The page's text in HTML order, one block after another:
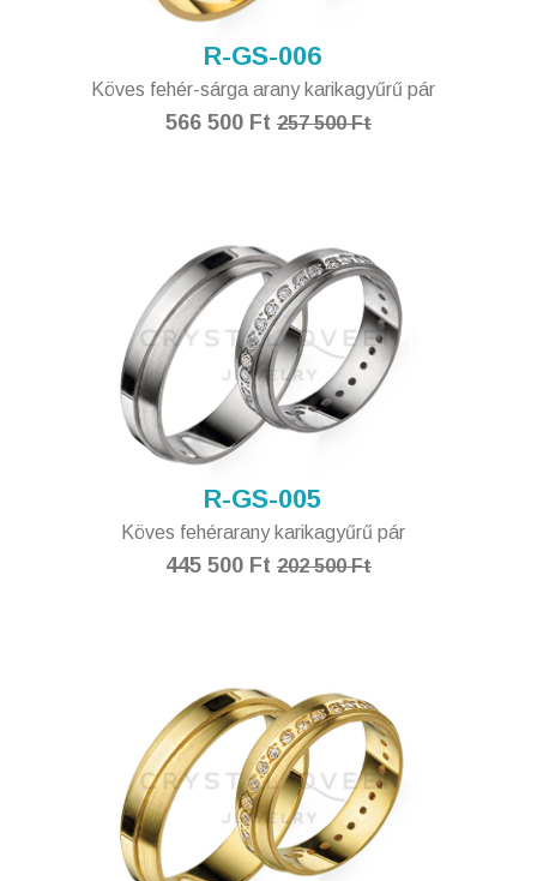
R-GS-006
Köves fehér-sárga arany karikagyűrű pár
566 500 Ft 257 500 Ft
R-GS-005
Köves fehérarany karikagyűrű pár
445 500 Ft 202 500 Ft